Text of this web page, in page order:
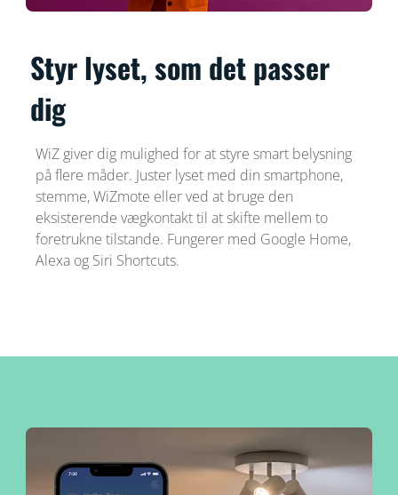
Styr lyset, som det passer
dig
WiZ giver dig mulighed for at styre smart belysning
på flere måder. Juster lyset med din smartphone,
stemme, WiZmote eller ved at bruge den
eksisterende vægkontakt til at skifte mellem to
foretrukne tilstande. Fungerer med Google Home,
Alexa og Siri Shortcuts.